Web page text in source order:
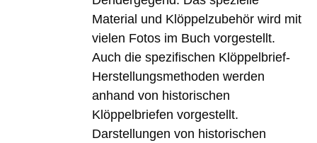
Material und Klöppelzubehör wird mit
vielen Fotos im Buch vorgestellt.
Auch die spezifischen Klöppelbrief-
Herstellungsmethoden werden
anhand von historischen
Klöppelbriefen vorgestellt.
Darstellungen von historischen